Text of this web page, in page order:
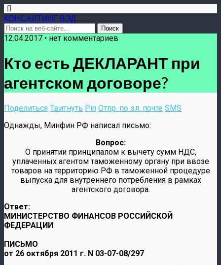
КОНСАЛТИНГ ВЭД
12.04.2017 • нет комментариев
Кто есть ДЕКЛАРАНТ при
агентском договоре?
Поделиться Твитнуть Pin Отпр. по эл. почте SMS
Однажды, Минфин РФ написал письмо:
Вопрос:
О принятии принципалом к вычету сумм НДС,
уплаченных агентом таможенному органу при ввозе
товаров на территорию РФ в таможенной процедуре
выпуска для внутреннего потребления в рамках
агентского договора.
Ответ:
МИНИСТЕРСТВО ФИНАНСОВ РОССИЙСКОЙ
ФЕДЕРАЦИИ
ПИСЬМО
от 26 октября 2011 г. N 03-07-08/297